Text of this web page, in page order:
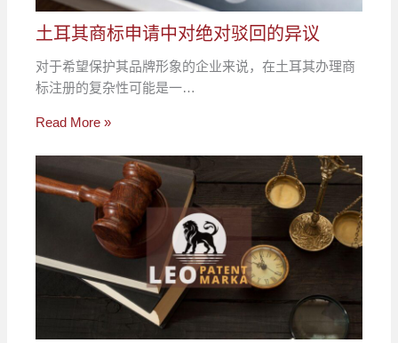
土耳其商标申请中对绝对驳回的异议
对于希望保护其品牌形象的企业来说，在土耳其办理商
标注册的复杂性可能是一…
Read More »